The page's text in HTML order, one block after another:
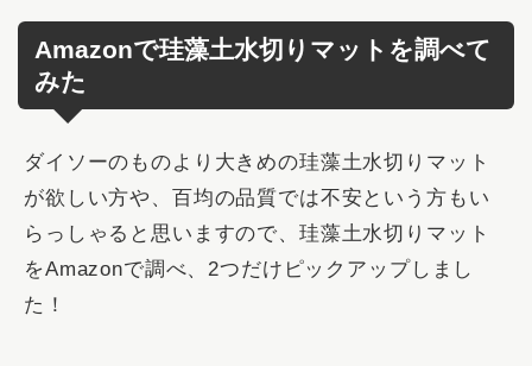
Amazonで珪藻土水切りマットを調べて
みた
ダイソーのものより大きめの珪藻土水切りマット
が欲しい方や、百均の品質では不安という方もい
らっしゃると思いますので、珪藻土水切りマット
をAmazonで調べ、2つだけピックアップしまし
た！